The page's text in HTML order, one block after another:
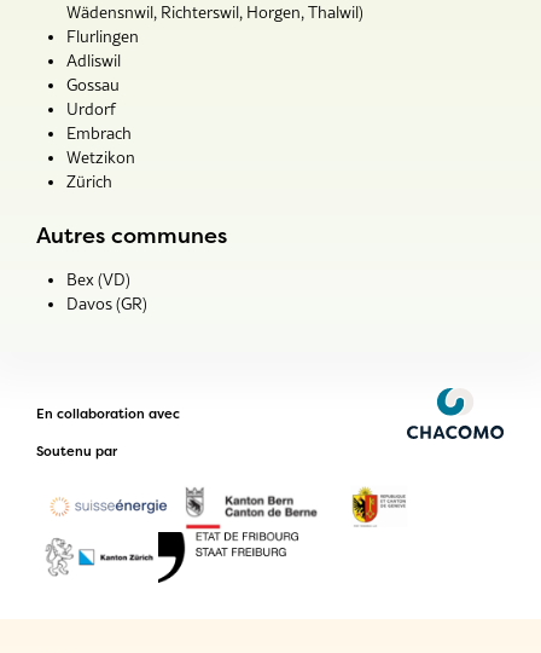
Wädensnwil, Richterswil, Horgen, Thalwil)
Flurlingen
Adliswil
Gossau
Urdorf
Embrach
Wetzikon
Zürich
Autres communes
Bex (VD)
Davos (GR)
En collaboration avec
Soutenu par